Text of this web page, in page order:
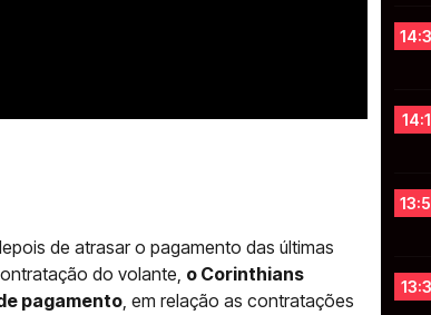
de atrasar o pagamento das últimas
do volante, o Corinthians
pagamento, em relação as contratações